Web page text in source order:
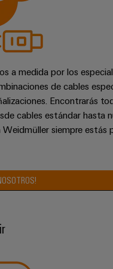
a medida por los
de cables
Encontrarás
cables estándar hasta
siempre estás